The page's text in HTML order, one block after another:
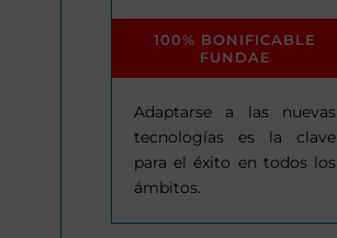
100% BONIFICABLE
FUNDAE
Adaptarse a las nuevas
tecnologías es la clave
para el éxito en todos los
ámbitos.